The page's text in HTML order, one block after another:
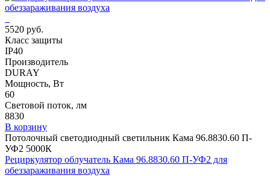
5520 руб.
Класс защиты
IP40
Производитель
DURAY
Мощность, Вт
60
Световой поток, лм
8830
В корзину
Потолочный светодиодный светильник Кама 96.8830.60 П-
УФ2 5000К
Рециркулятор облучатель Кама 96.8830.60 П-УФ2 для
обеззараживания воздуха